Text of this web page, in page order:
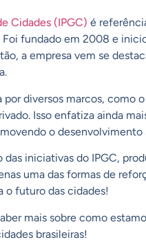
Cidades (IPGC) é
Foi fundado em 2008 e
a empresa vem se
diversos marcos,
Isso enfatiza ainda
o
iniciativas do IPGC,
uma das formas de
o futuro das cidades!
mais sobre como
brasileiras!